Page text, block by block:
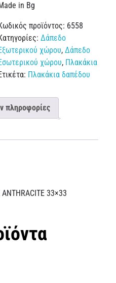
in Bg
προϊόντος: 6558
Δάπεδο
χώρου, Δάπεδο
χώρου, Πλακάκια
Πλακάκια δαπέδου
πληροφορίες
33×33